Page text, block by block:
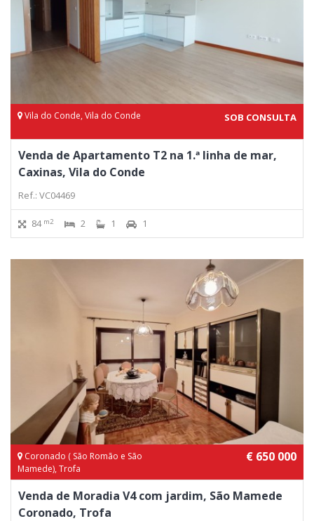
Vila do Conde, Vila do Conde SOB CONSULTA
Venda de Apartamento T2 na 1.ª linha de mar,
Caxinas, Vila do Conde
Ref.: VC04469
84 m2 2 1 1
Coronado ( São Romão e São
Mamede), Trofa
€ 650 000
Venda de Moradia V4 com jardim, São Mamede
Coronado, Trofa